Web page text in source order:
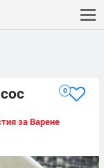
0
за Варене